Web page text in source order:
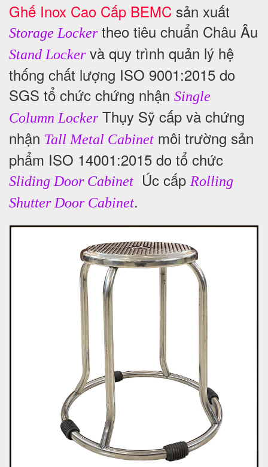
Ghế Inox Cao Cấp BEMC sản xuất
Storage Lockertheo tiêu chuẩn Châu Âu
Stand Lockervà quy trình quản lý hệ
thống chất lượng ISO 9001:2015 do
SGS tổ chức chứng nhận Single
Column LockerThụy Sỹ cấp và chứng
nhận Tall Metal Cabinet môi trường sản
phẩm ISO 14001:2015 do tổ chức
Sliding Door Cabinet Úc cấp Rolling
Shutter Door Cabinet.